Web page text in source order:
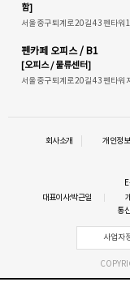
함]
서울 중구 퇴계로 20길 43 펜타워
펜카페 오피스 / B1
[오피스 / 물류센터]
서울 중구 퇴계로 20길 43 펜타워
회사소개 개인정
대표이사:박근일
통
사업자